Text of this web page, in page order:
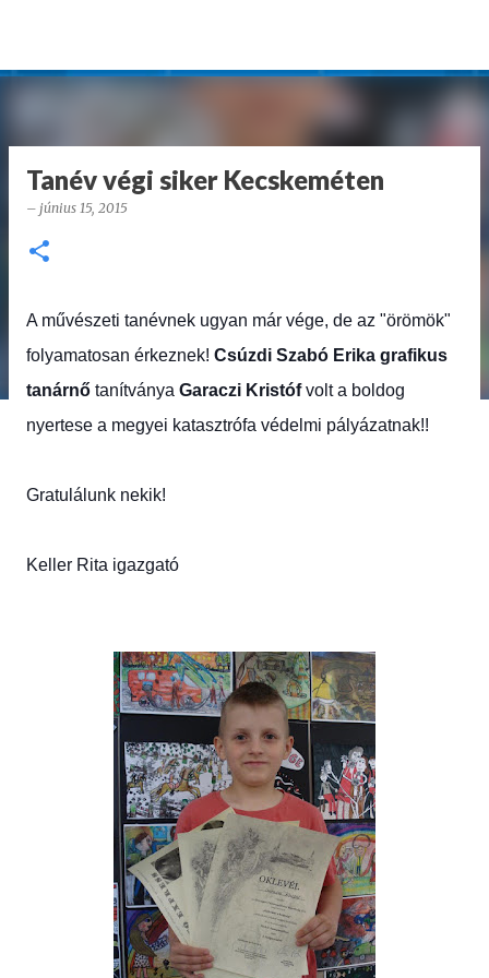
Tanév végi siker Kecskeméten
– június 15, 2015
A művészeti tanévnek ugyan már vége, de az "örömök"
folyamatosan érkeznek! Csúzdi Szabó Erika grafikus
tanárnő tanítványa Garaczi Kristófvolt a boldog
nyertese a megyei katasztrófa védelmi pályázatnak!!
Gratulálunk nekik!
Keller Rita igazgató